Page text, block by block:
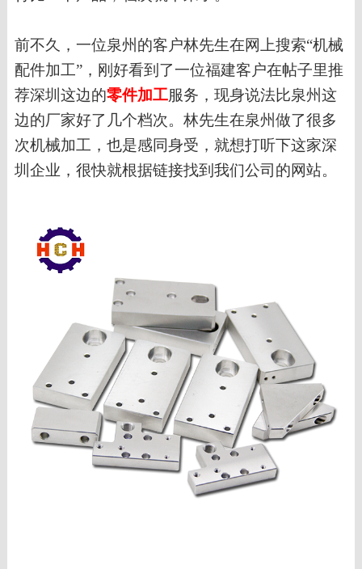
前不久， 一位泉州的客户林先生在网上搜索“机械
配件加工”，刚好看到了一位福建客户在帖子里推
荐深圳这边的零件加工服务，现身说法比泉州这
边的厂家好了几个档次。林先生在泉州做了很多
次机械加工，也是感同身受，就想打听下这家深
圳企业，很快就根据链接找到我们公司的网站。